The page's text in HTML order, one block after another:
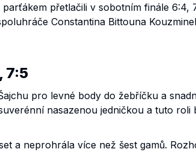
přetlačili v sobotním finále 6:4,
Constantina Bittouna
7:5
pro levné body do žebříčku a
nasazenou jedničkou a tuto roli
a neprohrála více než šest gamů.